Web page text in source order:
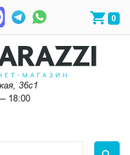
0
36с1
18:00